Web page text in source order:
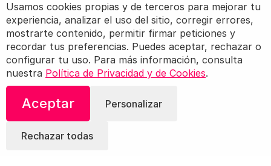
objeto social.
Igualdad Animal, iAnimal y Love Veg son marcas
registradas de Igualdad Animal.
© 2026 Igualdad Animal. Todos los derechos
reservados.
Términos
Política de privacidad
Usamos cookies propias y de terceros para mejorar tu
experiencia, analizar el uso del sitio, corregir errores,
mostrarte contenido, permitir firmar peticiones y
recordar tus preferencias. Puedes aceptar, rechazar o
configurar tu uso. Para más información, consulta
nuestra Política de Privacidad y de Cookies.
Aceptar Personalizar
Rechazar todas